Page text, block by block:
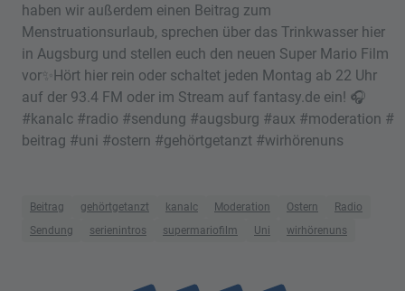
haben wir außerdem einen Beitrag zum
Menstruationsurlaub, sprechen über das Trinkwasser hier
in Augsburg und stellen euch den neuen Super Mario Film
vor✨Hört hier rein oder schaltet jeden Montag ab 22 Uhr
auf der 93.4 FM oder im Stream auf fantasy.de ein! 🎧
#kanalc #radio #sendung #augsburg #aux #moderation #
beitrag #uni #ostern #gehörtgetanzt #wirhörenuns
Beitrag gehörtgetanzt kanalc Moderation Ostern
Radio
Sendung
serienintros supermariofilm Uni wirhörenuns